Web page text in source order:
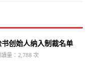
创始人纳入制裁名单
量：2,788 次